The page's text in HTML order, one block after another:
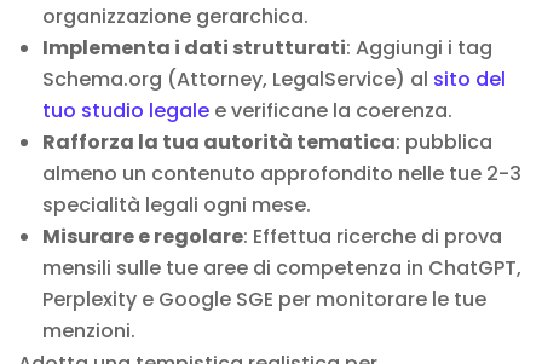
organizzazione gerarchica.
Implementa i dati strutturati: Aggiungi i tag
Schema.org (Attorney, LegalService) al sito del
tuo studio legale e verificane la coerenza.
Rafforza la tua autorità tematica: pubblica
almeno un contenuto approfondito nelle tue 2-3
specialità legali ogni mese.
Misurare e regolare: Effettua ricerche di prova
mensili sulle tue aree di competenza in ChatGPT,
Perplexity e Google SGE per monitorare le tue
menzioni.